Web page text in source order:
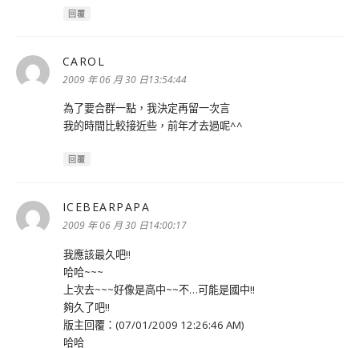
回覆
CAROL
示:
2009 年 06 月 30 日13:54:44
為了要合群一點，我決定再留一次言
我的時間比較接近些，前年才去過呢^^
回覆
ICEBEARPAPA
示:
2009 年 06 月 30 日14:00:17
我應該最久吧!!
哈哈~~~
上次去~~~好像是高中~~不…可能是國中!!
夠久了吧!!
版主回覆：(07/01/2009 12:26:46 AM)
哈哈